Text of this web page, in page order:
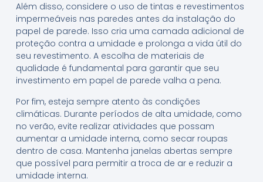
Além disso, considere o uso de tintas e revestimentos
impermeáveis nas paredes antes da instalação do
papel de parede. Isso cria uma camada adicional de
proteção contra a umidade e prolonga a vida útil do
seu revestimento. A escolha de materiais de
qualidade é fundamental para garantir que seu
investimento em papel de parede valha a pena.
Por fim, esteja sempre atento às condições
climáticas. Durante períodos de alta umidade, como
no verão, evite realizar atividades que possam
aumentar a umidade interna, como secar roupas
dentro de casa. Mantenha janelas abertas sempre
que possível para permitir a troca de ar e reduzir a
umidade interna.